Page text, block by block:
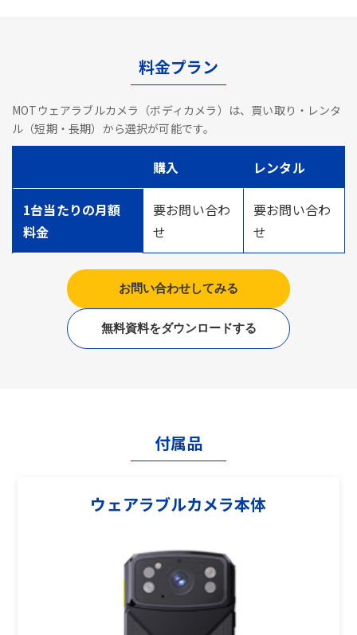
料金プラン
MOTウェアラブルカメラ（ボディカメラ）は、買い取り・レンタ
ル（短期・長期）から選択が可能です。
購入 レンタル
1台当たりの月額
料金
要お問い合わ
せ
要お問い合わ
せ
お問い合わせしてみる
無料資料をダウンロードする
付属品
ウェアラブルカメラ本体